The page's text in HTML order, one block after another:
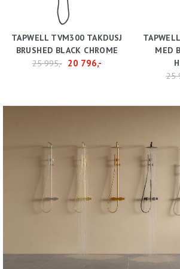
TAPWELL TVM300 TAKDUSJ
BRUSHED BLACK CHROME
25 995,- 20 796,-
MED
25